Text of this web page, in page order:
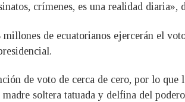
crímenes, es una realidad
de ecuatorianos ejercerán el
de voto de cerca de cero, por lo
madre soltera tatuada y delfina del